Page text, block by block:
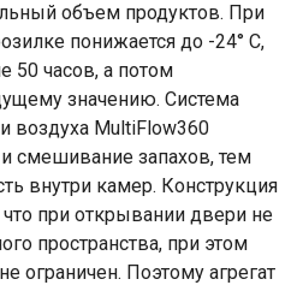
объем продуктов. При
понижается до -24° С,
50 часов, а потом
значению. Система
воздуха MultiFlow360
смешивание запахов, тем
внутри камер. Конструкция
при открывании двери не
пространства, при этом
ограничен. Поэтому агрегат